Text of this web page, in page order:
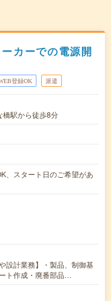
カーでの電源開
登録OK 派遣
橋駅から徒歩8分
、スタート日のご希望があ
設計業務】・製品、制御基
ト作成・廃番部品…